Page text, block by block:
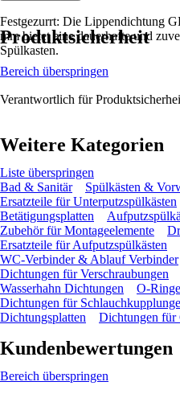
Festgezurrt: Die Lippendichtung
mm bietet eine dauerhafte und
Spülkasten.
Produktsicherheit
Bereich überspringen
Verantwortlich für
Weitere Kategorien
Liste überspringen
Bad & Sanitär
Spülkästen &
Ersatzteile für Unterputzspülkästen
Betätigungsplatten
Zubehör für Montageelemente
Ersatzteile für Aufputzspülkästen
WC-Verbinder & Ablauf Verbinder
Dichtungen für Verschraubungen
Wasserhahn Dichtungen
O-Ringe
Dichtungen für
Dichtungsplatten
Dichtungen für
Kundenbewertungen
Bereich überspringen